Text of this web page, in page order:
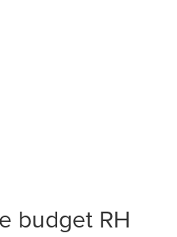
budget RH